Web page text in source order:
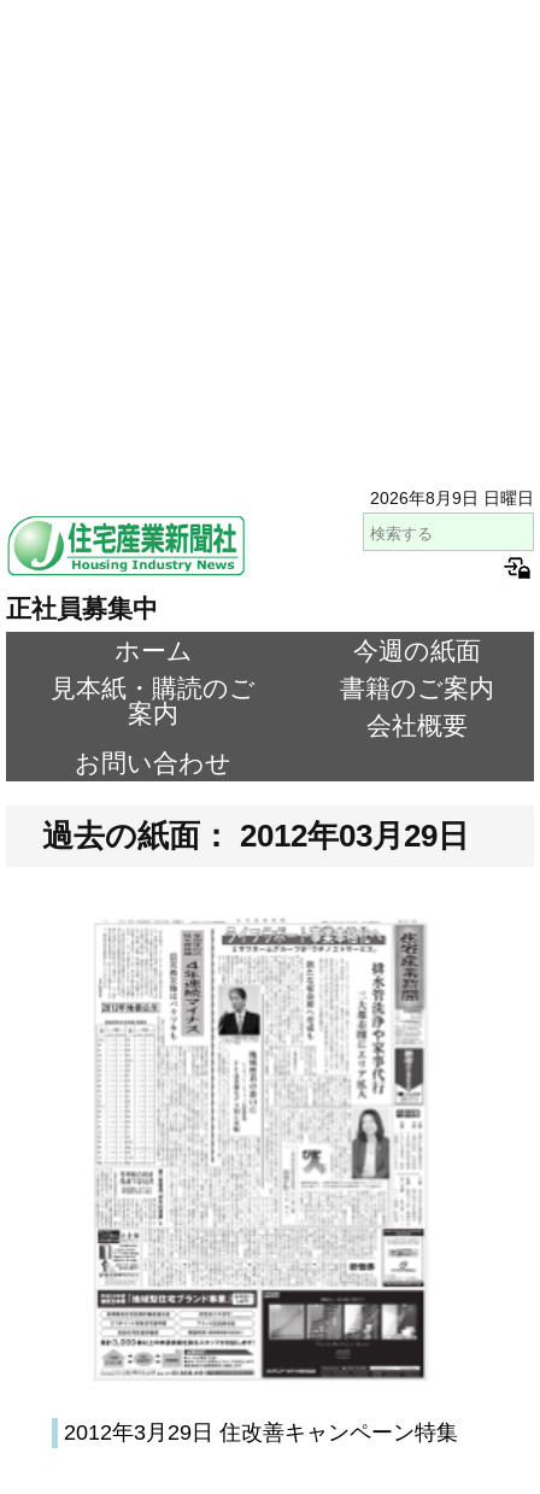
2026年8月9日 日曜日
正社員募集中
ホーム
今週の紙面
見本紙・購読のご
案内
書籍のご案内
会社概要
お問い合わせ
過去の紙面： 2012年03月29日
2012年3月29日 住改善キャンペーン特集